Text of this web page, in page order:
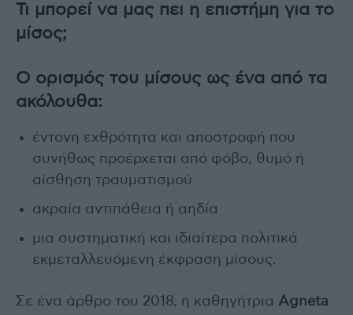
Τι μπορεί να μας πει η επιστήμη για το
μίσος;
Ο ορισμός του μίσους ως ένα από τα
ακόλουθα:
έντονη εχθρότητα και αποστροφή που
συνήθως προέρχεται από φόβο, θυμό ή
αίσθηση τραυματισμού
ακραία αντιπάθεια ή αηδία
μια συστηματική και ιδιαίτερα πολιτικά
εκμεταλλευόμενη έκφραση μίσους.
Σε ένα άρθρο του 2018, η καθηγήτρια Agneta